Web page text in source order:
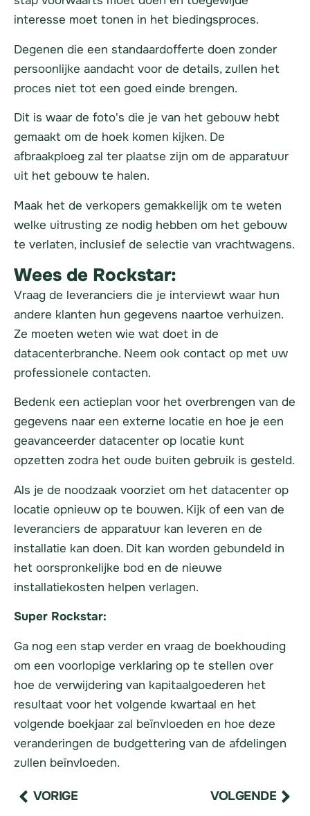
interesse moet tonen in het biedingsproces.
Degenen die een standaardofferte doen zonder
persoonlijke aandacht voor de details, zullen het
proces niet tot een goed einde brengen.
Dit is waar de foto's die je van het gebouw hebt
gemaakt om de hoek komen kijken. De
afbraakploeg zal ter plaatse zijn om de apparatuur
uit het gebouw te halen.
Maak het de verkopers gemakkelijk om te weten
welke uitrusting ze nodig hebben om het gebouw
te verlaten, inclusief de selectie van vrachtwagens.
Wees de Rockstar:
Vraag de leveranciers die je interviewt waar hun
andere klanten hun gegevens naartoe verhuizen.
Ze moeten weten wie wat doet in de
datacenterbranche. Neem ook contact op met uw
professionele contacten.
Bedenk een actieplan voor het overbrengen van de
gegevens naar een externe locatie en hoe je een
geavanceerder datacenter op locatie kunt
opzetten zodra het oude buiten gebruik is gesteld.
Als je de noodzaak voorziet om het datacenter op
locatie opnieuw op te bouwen. Kijk of een van de
leveranciers de apparatuur kan leveren en de
installatie kan doen. Dit kan worden gebundeld in
het oorspronkelijke bod en de nieuwe
installatiekosten helpen verlagen.
Super Rockstar:
Ga nog een stap verder en vraag de boekhouding
om een voorlopige verklaring op te stellen over
hoe de verwijdering van kapitaalgoederen het
resultaat voor het volgende kwartaal en het
volgende boekjaar zal beïnvloeden en hoe deze
veranderingen de budgettering van de afdelingen
zullen beïnvloeden.
VORIGE VOLGENDE